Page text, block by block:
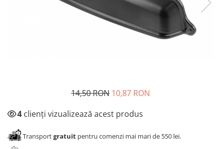
Solutii de curatat & adezivi
14,50 RON 10,87 RON
4 clienți vizualizează acest produs
Transportgratuit pentru comenzi mai mari de 550 lei.